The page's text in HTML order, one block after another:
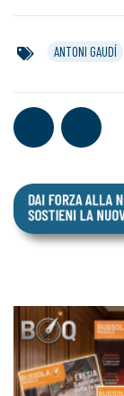
ANTONI GAUDÍ